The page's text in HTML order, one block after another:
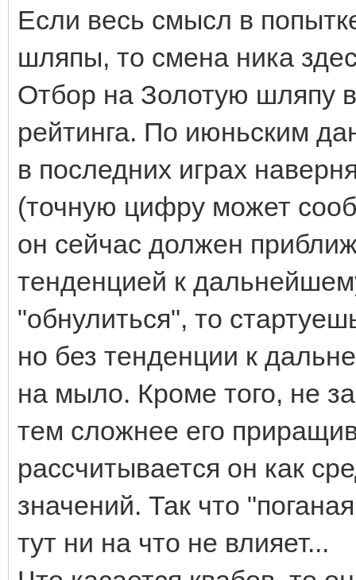
Если весь смысл в
шляпы, то смена ника
Отбор на Золотую шляпу
рейтинга. По июньским
в последних играх
(точную цифру может
он сейчас должен
тенденцией к
"обнулиться", то
но без тенденции к
на мыло. Кроме того, не
тем сложнее его
рассчитывается он как
значений. Так что
тут ни на что не влияет...